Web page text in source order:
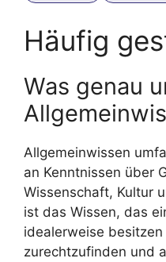
Häufig
Was genau
Allgemeinwissen
an Kenntnissen über
Wissenschaft, Kultur
ist das Wissen, das
idealerweise
zurechtzufinden und